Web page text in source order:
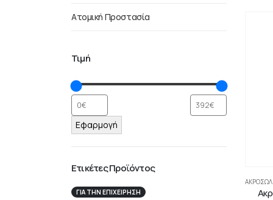
Ατομική Προστασία
Τιμή
Εφαρμογή
Ετικέτες Προϊόντος
ΓΙΑ ΤΗΝ ΕΠΙΧΕΊΡΗΣΉ